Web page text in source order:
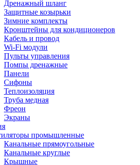
Дренажный шланг
Защитные козырьки
Зимние комплекты
Кронштейны для кондиционеров
Кабель и провод
Wi-Fi модули
Пульты управления
Помпы дренажные
Панели
Сифоны
Теплоизоляция
Труба медная
Фреон
Экраны
промышленные
Канальные прямоугольные
Канальные круглые
Крышные